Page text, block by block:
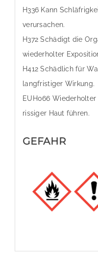
H336 Kann
verursachen.
H372 Schädigt die
wiederholter
H412 Schädlich für
langfristiger Wirkung.
EUH066
rissiger Haut führen.
GEFAHR